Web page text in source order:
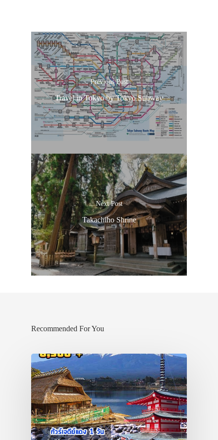
Previous Post
Travel in Tokyo by Tokyo Subway
Next Post
Takachiho Shrine
Recommended For You